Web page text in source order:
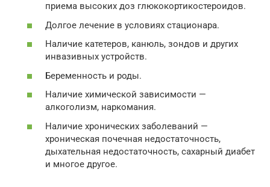
приема высоких доз глюкокортикостероидов.
Долгое лечение в условиях стационара.
Наличие катетеров, канюль, зондов и других
инвазивных устройств.
Беременность и роды.
Наличие химической зависимости —
алкоголизм, наркомания.
Наличие хронических заболеваний —
хроническая почечная недостаточность,
дыхательная недостаточность, сахарный диабет
и многое другое.